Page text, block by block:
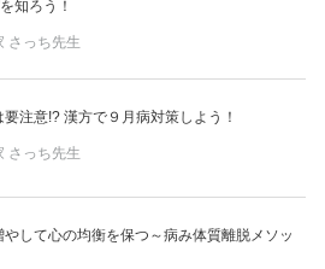
知ろう！
さっち先生
注意!? 漢方で９月病対策しよう！
さっち先生
やして心の均衡を保つ～病み体質離脱メソッ